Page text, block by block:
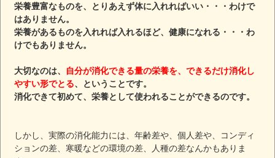
栄養豊富なものを、とりあえず体に入れればいい・・・わけで
はありません。
栄養があるものを入れれば入れるほど、健康になれる・・・わ
けでもありません。
大切なのは、
自分が消化できる量の栄養を、できるだけ消化し
やすい形でとる、ということです。
消化できて初めて、栄養として使われることができるのです。
しかし、実際の消化能力には、年齢差や、個人差や、コンディ
ションの差、寒暖などの環境の差、人種の差なんかもありま